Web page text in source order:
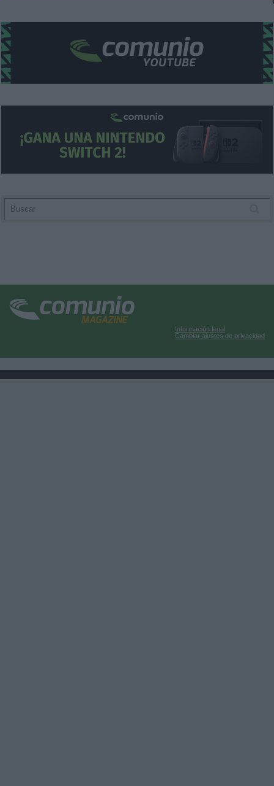
Información legal
Cambiar ajustes de privacidad